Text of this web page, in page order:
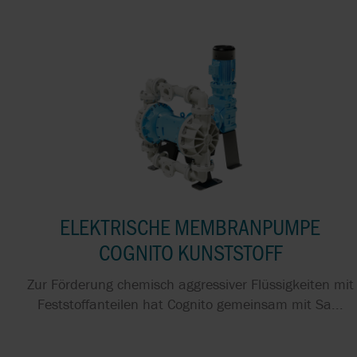
ELEKTRISCHE MEMBRANPUMPE
COGNITO KUNSTSTOFF
Zur Förderung chemisch aggressiver Flüssigkeiten mit
Feststoffanteilen hat Cognito gemeinsam mit Sa...